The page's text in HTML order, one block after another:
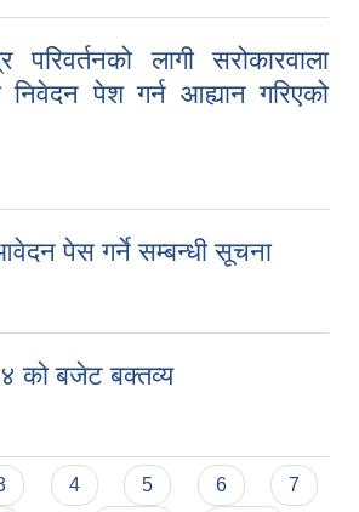
लागी सरोकारवाला
निवेदन पेश गर्न आह्यान गरिएको
पेस गर्ने सम्बन्धी सूचना
को बजेट बक्तव्य
4 5 6
7